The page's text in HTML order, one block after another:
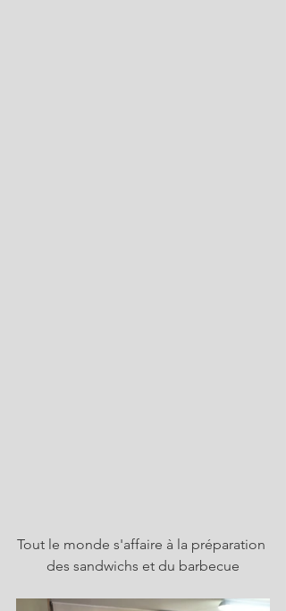
Tout le monde s'affaire à la préparation
des sandwichs et du barbecue